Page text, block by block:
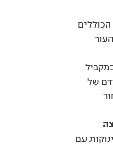
הכוללים
של
עם